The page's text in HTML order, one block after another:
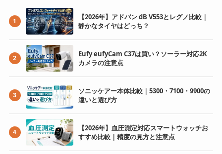
1
【2026年】アドバン dB V553とレグノ比較｜
静かなタイヤはどっち？
2
Eufy eufyCam C37は買い？ソーラー対応2K
カメラの注意点
3
ソニッケアー本体比較｜5300・7100・9900の
違いと選び方
4
【2026年】血圧測定対応スマートウォッチお
すすめ比較｜精度の見方と注意点